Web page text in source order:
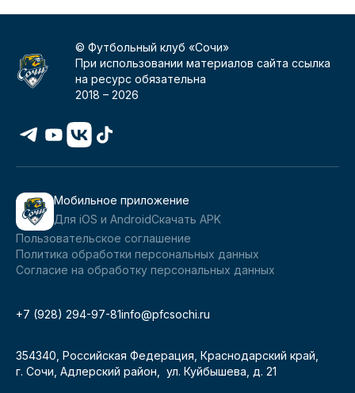
© Футбольный клуб «Сочи»
При использовании материалов сайта ссылка
на ресурс обязательна
2018 –2026
Мобильное приложение
Для iOS и AndroidСкачать APK
Пользовательское соглашение
Политика обработки персональных данных
Согласие на обработку персональных данных
+7 (928) 294-97-81info@pfcsochi.ru
354340, Российская Федерация, Краснодарский край,
г. Сочи, Адлерский район, ул. Куйбышева, д. 21